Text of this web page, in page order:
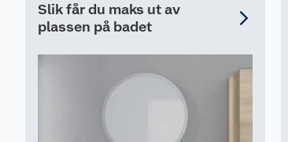
Slik får du maks ut av
plassen på badet